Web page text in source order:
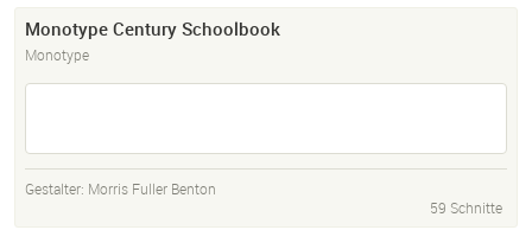
Monotype Century Schoolbook
Monotype
Gestalter: Morris Fuller Benton
59 Schnitte